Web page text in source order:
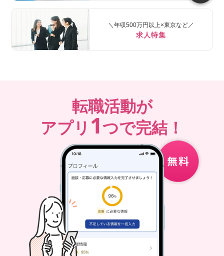
＼年収500万円以上×東京など／
求人特集
転職活動が
アプリ 1つで完結！